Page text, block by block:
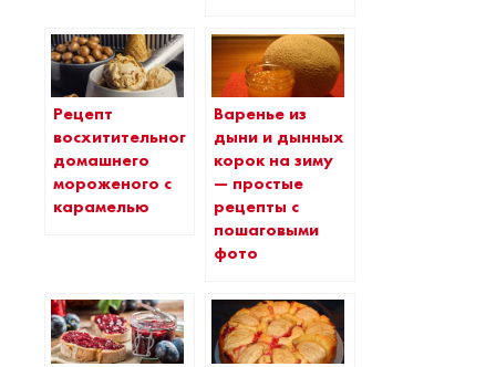
Рецепт
восхитительного
домашнего
мороженого с
карамелью
Варенье из
дыни и дынных
корок на зиму
— простые
рецепты с
пошаговыми
фото